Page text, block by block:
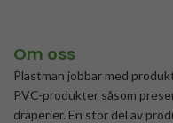
Om oss
Plastman jobbar med
PVC-produkter såsom
draperier. En stor del av